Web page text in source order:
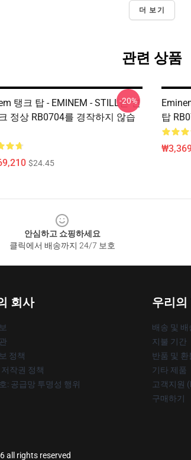
더 보기
관련 상품
탱크 탑 - EMINEM - STILL는 연
정상 RB0704를 경작하지 않습
$24.45
-20%
탑
안심하고 쇼핑하세요
클릭에서 배송까지 24/7 보호
회사
정책
저작권 정책
: 공급망 투명성 행위
우리의
배송 및 배
지불 기간
반품 및 환
기타 제품
고객지원
구매하기
all rights reserved